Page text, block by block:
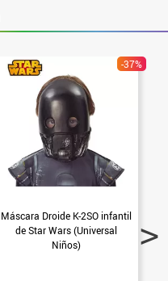
-37%
Máscara Droide K-2SO infantil
de Star Wars (Universal
Niños)